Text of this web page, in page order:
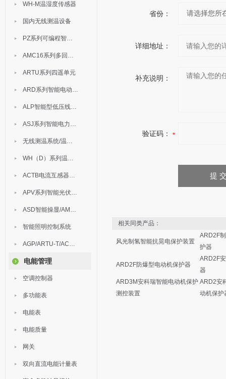
WH-M温湿度传感器
国内无线测温设备
PZ系列可编程智能表
AMC16系列多回路监控装置
ARTU系列四遥单元
ARD系列智能电动机保护器
ALP智能型低压线路保护装置
ASJ系列智能电力继电器
无线测温系统/温度巡检
WH（D）系列温湿度控制器
ACTB电流互感器过电压保护器
APV系列智能光伏汇流箱
ASD智能操显/AM中压保护
智能照明控制系统
AGP/ARTU-T/ACM/ADDC
电能管理
空调控制器
多功能表
电能表
电能质量
网关
双向直流电能计量表
省份：
详细地址：
补充说明：
验证码：
相关同类产品：
风光制氢智能抗晃电保护装置
ARD2F
护器
ARD2F防爆型电动机保护器
ARD2F
器
ARD3M安科瑞智能电动机保护
测控装置
ARD2安
动机保护